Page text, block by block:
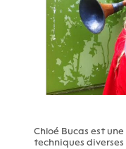
Chloé Bucas est
techniques